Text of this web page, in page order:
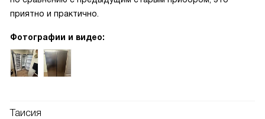
приятно и практично.
Фотографии и видео:
Таисия